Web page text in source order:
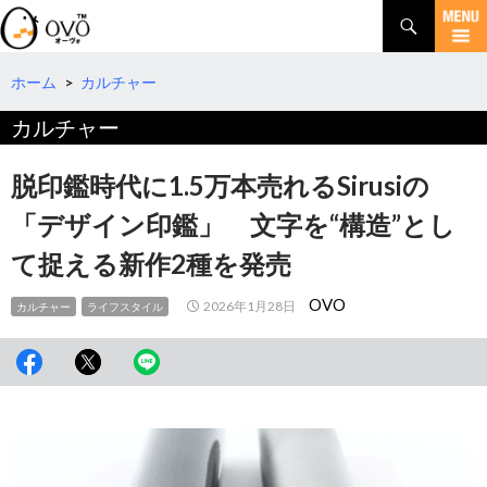
検
索
コ
テ
ツ
へ
移
動
ホーム > カルチャー
カルチャー
脱印鑑時代に1.5万本売れるSirusiの
「デザイン印鑑」 文字を“構造”とし
て捉える新作2種を発売
カルチャー ライフスタイル 2026年1月28日 OVO